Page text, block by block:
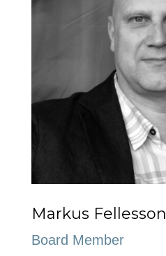
Markus Fellesson
Board Member